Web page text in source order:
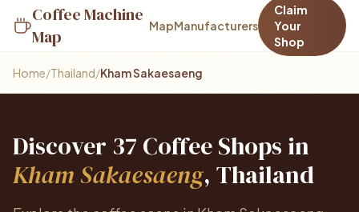
Coffee Machine
Map
MapManufacturers
Claim
Your
Shop
Home/Thailand/Kham Sakaesaeng
Discover 37 Coffee Shops in
Kham Sakaesaeng, Thailand